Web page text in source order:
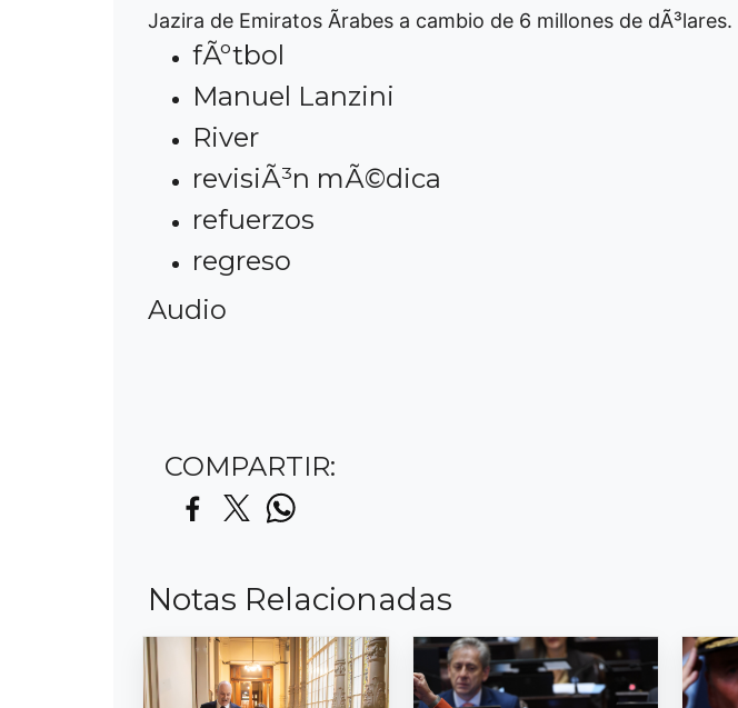
Jazira de Emiratos Ãrabes a cambio de 6 millones de dÃ³lares.
fÃºtbol
Manuel Lanzini
River
revisiÃ³n mÃ©dica
refuerzos
regreso
Audio
COMPARTIR:
Notas Relacionadas